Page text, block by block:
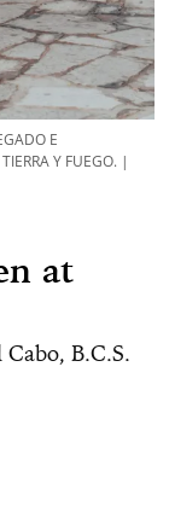
E
Y FUEGO. |
at
B.C.S.